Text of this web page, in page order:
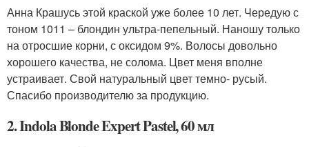
Анна Крашусь этой краской уже более 10 лет. Чередую с
тоном 1011 – блондин ультра-пепельный. Наношу только
на отросшие корни, с оксидом 9%. Волосы довольно
хорошего качества, не солома. Цвет меня вполне
устраивает. Свой натуральный цвет темно- русый.
Спасибо производителю за продукцию.
2. Indola Blonde Expert Pastel, 60 мл